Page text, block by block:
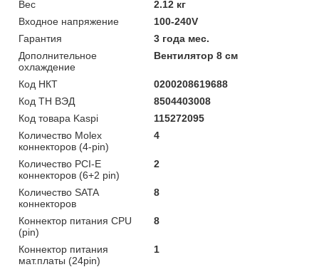
Вес
2.12 кг
Входное напряжение
100-240V
Гарантия
3 года мес.
Дополнительное
охлаждение
Вентилятор 8 см
Код НКТ
0200208619688
Код ТН ВЭД
8504403008
Код товара Kaspi
115272095
Количество Molex
коннекторов (4-pin)
4
Количество PCI-E
коннекторов (6+2 pin)
2
Количество SATA
коннекторов
8
Коннектор питания CPU
(pin)
8
Коннектор питания
мат.платы (24pin)
1